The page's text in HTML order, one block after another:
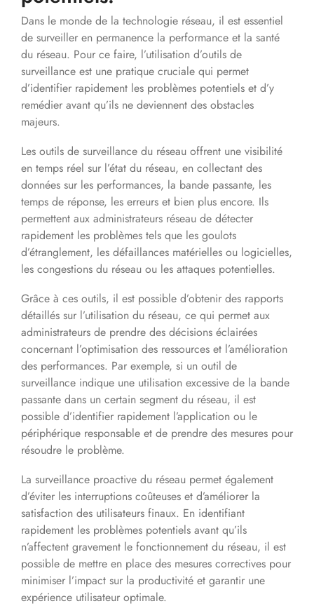
Dans le monde de la technologie réseau, il est essentiel
de surveiller en permanence la performance et la santé
du réseau. Pour ce faire, l’utilisation d’outils de
surveillance est une pratique cruciale qui permet
d’identifier rapidement les problèmes potentiels et d’y
remédier avant qu’ils ne deviennent des obstacles
majeurs.
Les outils de surveillance du réseau offrent une visibilité
en temps réel sur l’état du réseau, en collectant des
données sur les performances, la bande passante, les
temps de réponse, les erreurs et bien plus encore. Ils
permettent aux administrateurs réseau de détecter
rapidement les problèmes tels que les goulots
d’étranglement, les défaillances matérielles ou logicielles,
les congestions du réseau ou les attaques potentielles.
Grâce à ces outils, il est possible d’obtenir des rapports
détaillés sur l’utilisation du réseau, ce qui permet aux
administrateurs de prendre des décisions éclairées
concernant l’optimisation des ressources et l’amélioration
des performances. Par exemple, si un outil de
surveillance indique une utilisation excessive de la bande
passante dans un certain segment du réseau, il est
possible d’identifier rapidement l’application ou le
périphérique responsable et de prendre des mesures pour
résoudre le problème.
La surveillance proactive du réseau permet également
d’éviter les interruptions coûteuses et d’améliorer la
satisfaction des utilisateurs finaux. En identifiant
rapidement les problèmes potentiels avant qu’ils
n’affectent gravement le fonctionnement du réseau, il est
possible de mettre en place des mesures correctives pour
minimiser l’impact sur la productivité et garantir une
expérience utilisateur optimale.